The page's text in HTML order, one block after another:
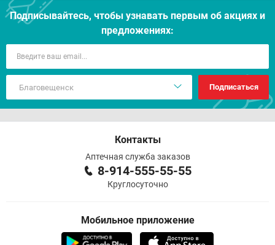
Подписывайтесь, чтобы узнавать первым об акцияx и
предложениях:
Подписаться
Контакты
Аптечная служба заказов
8-914-555-55-55
Круглосуточно
Мобильное приложение